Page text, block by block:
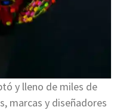
y lleno de miles de
marcas y diseñadores